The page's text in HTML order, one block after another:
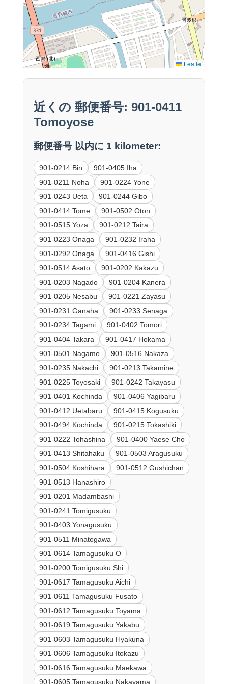
Leaflet
近くの 郵便番号: 901-0411
Tomoyose
郵便番号 以内に 1 kilometer:
901-0214 Bin
901-0405 Iha
901-0211 Noha
901-0224 Yone
901-0243 Ueta
901-0244 Gibo
901-0414 Tome
901-0502 Oton
901-0515 Yoza
901-0212 Taira
901-0223 Onaga
901-0232 Iraha
901-0292 Onaga
901-0416 Gishi
901-0514 Asato
901-0202 Kakazu
901-0203 Nagado
901-0204 Kanera
901-0205 Nesabu
901-0221 Zayasu
901-0231 Ganaha
901-0233 Senaga
901-0234 Tagami
901-0402 Tomori
901-0404 Takara
901-0417 Hokama
901-0501 Nagamo
901-0516 Nakaza
901-0235 Nakachi
901-0213 Takamine
901-0225 Toyosaki
901-0242 Takayasu
901-0401 Kochinda
901-0406 Yagibaru
901-0412 Uetabaru
901-0415 Kogusuku
901-0494 Kochinda
901-0215 Tokashiki
901-0222 Tohashina
901-0400 Yaese Cho
901-0413 Shitahaku
901-0503 Aragusuku
901-0504 Koshihara
901-0512 Gushichan
901-0513 Hanashiro
901-0201 Madambashi
901-0241 Tomigusuku
901-0403 Yonagusuku
901-0511 Minatogawa
901-0614 Tamagusuku O
901-0200 Tomigusuku Shi
901-0617 Tamagusuku Aichi
901-0611 Tamagusuku Fusato
901-0612 Tamagusuku Toyama
901-0619 Tamagusuku Yakabu
901-0603 Tamagusuku Hyakuna
901-0606 Tamagusuku Itokazu
901-0616 Tamagusuku Maekawa
901-0605 Tamagusuku Nakayama